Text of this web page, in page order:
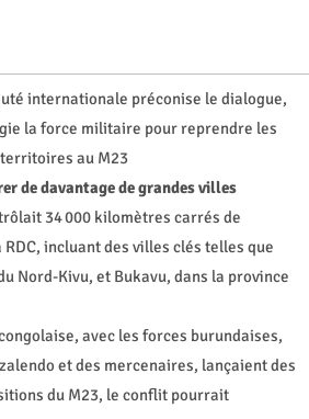
internationale préconise le dialogue,
la force militaire pour reprendre les
territoires au M23
de davantage de grandes villes
34 000 kilomètres carrés de
incluant des villes clés telles que
Nord-Kivu, et Bukavu, dans la province
avec les forces burundaises,
et des mercenaires, lançaient des
du M23, le conflit pourrait